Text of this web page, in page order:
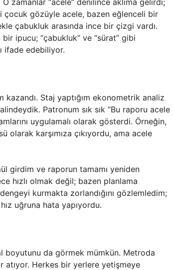
zamanlar “acele” denilince aklıma gelirdi;
çocuk gözüyle acele, bazen eğlenceli bir
çabukluk arasında ince bir çizgi vardı.
ipucu; “çabukluk” ve “sürat” gibi
ifade edebiliyor.
kazandı. Staj yaptığım ekonometrik analiz
Patronum sık sık “Bu raporu acele
uygulamalı olarak gösterdi. Örneğin,
olarak karşımıza çıkıyordu, ama acele
girdim ve raporun tamamı yeniden
hızlı olmak değil; bazen planlama
kurmakta zorlandığını gözlemledim;
uğruna hata yapıyordu.
boyutunu da görmek mümkün. Metroda
atıyor. Herkes bir yerlere yetişmeye